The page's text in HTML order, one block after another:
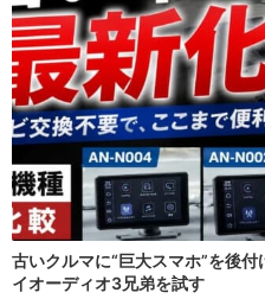
古いクルマに“巨大スマホ”を後
イオーディオ3兄弟を試す